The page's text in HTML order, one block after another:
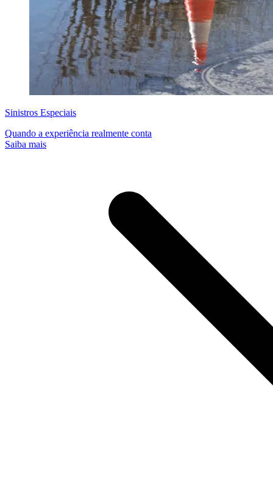
Sinistros Especiais
Quando a experiência realmente conta
Saiba mais